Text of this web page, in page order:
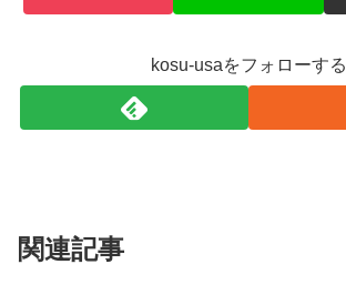
kosu-usaをフォローする
関連記事